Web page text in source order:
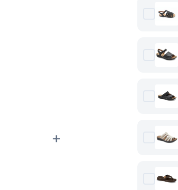
+